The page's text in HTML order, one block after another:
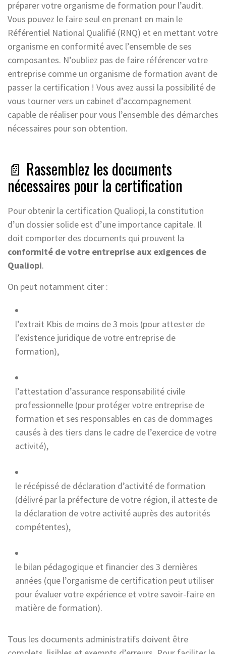
préparer votre organisme de formation pour l’audit.
Vous pouvez le faire seul en prenant en main le
Référentiel National Qualifié (RNQ) et en mettant votre
organisme en conformité avec l’ensemble de ses
composantes. N’oubliez pas de faire référencer votre
entreprise comme un organisme de formation avant de
passer la certification ! Vous avez aussi la possibilité de
vous tourner vers un cabinet d’accompagnement
capable de réaliser pour vous l’ensemble des démarches
nécessaires pour son obtention.
📄 Rassemblez les documents
nécessaires pour la certification
Pour obtenir la certification Qualiopi, la constitution
d’un dossier solide est d’une importance capitale. Il
doit comporter des documents qui prouvent la
conformité de votre entreprise aux exigences de
Qualiopi.
On peut notamment citer :
l’extrait Kbis de moins de 3 mois (pour attester de
l’existence juridique de votre entreprise de
formation),
l’attestation d’assurance responsabilité civile
professionnelle (pour protéger votre entreprise de
formation et ses responsables en cas de dommages
causés à des tiers dans le cadre de l’exercice de votre
activité),
le récépissé de déclaration d’activité de formation
(délivré par la préfecture de votre région, il atteste de
la déclaration de votre activité auprès des autorités
compétentes),
le bilan pédagogique et financier des 3 dernières
années (que l’organisme de certification peut utiliser
pour évaluer votre expérience et votre savoir-faire en
matière de formation).
Tous les documents administratifs doivent être